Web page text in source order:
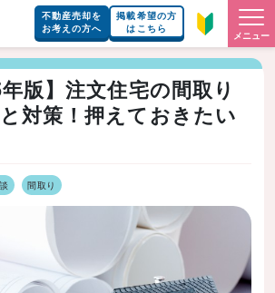
不動産売却を
お考えの方へ
掲載希望の方
はこちら
メニュー
年版】注文住宅の間取り
対策！押えておきたい
間取り